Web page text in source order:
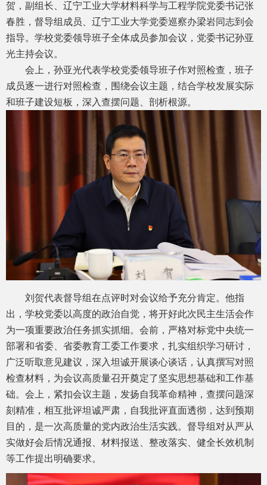
贺，副组长、辽宁工业大学材料科学与工程学院党委书记张
春胜，督导组成员、辽宁工业大学党委巡察办梁岩同志到会
指导。学校党委领导班子全体成员参加会议，党委书记孙亚
光主持会议。
会上，孙亚光代表学校党委领导班子作对照检查，班子
成员逐一进行对照检查，围绕会议主题，结合学校发展实际
和班子建设短板，深入查摆问题、剖析根源。
刘贺代表督导组在点评时对会议给予充分肯定。他指
出，学校党委以高度的政治自觉，将开好此次民主生活会作
为一项重要政治任务抓实抓细。会前，严格对标党中央统一
部署和省委、省委教育工委工作要求，扎实组织学习研讨，
广泛听取意见建议，深入坦诚开展谈心谈话，认真撰写对照
检查材料，为会议高质量召开奠定了坚实思想基础和工作基
础。会上，紧扣会议主题，发扬自我革命精神，查摆问题深
刻精准，相互批评坦诚严肃，自我批评直面透彻，达到预期
目的，是一次高质量的党内政治生活实践。督导组对从严从
实做好会后情况通报、材料报送、整改落实、健全长效机制
等工作提出明确要求。